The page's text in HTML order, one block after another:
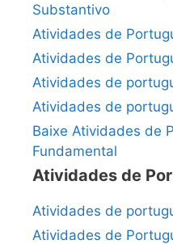
Substantivo
Atividades de
Atividades de
Atividades de
Atividades de
Baixe Atividades de
Fundamental
Atividades de
Atividades de
Atividades de